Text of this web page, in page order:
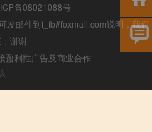
备08021088号
发邮件到f_fb#foxmail.com说明，我们
谢谢
盈利性广告及商业合作